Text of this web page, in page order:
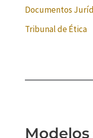
Documentos
Tribunal de Ética
Modelos